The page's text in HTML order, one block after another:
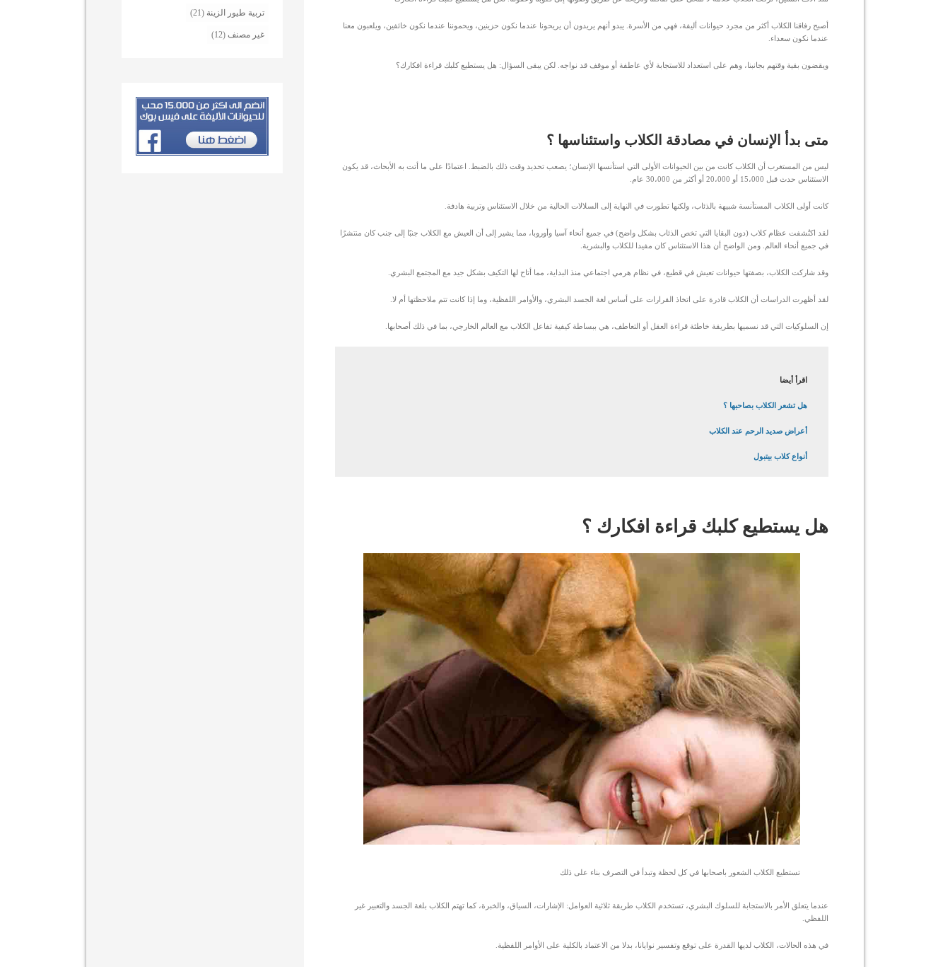
أصبح رفاقنا الكلاب أكثر من مجرد حيوانات أليفة، فهي من الأسرة. يبدو أنهم يريدون أن يريحونا عندما نكون حزينين، ويحموننا عندما نكون خائفين، ويلعبون معنا
عندما نكون سعداء.
ويقضون بقية وقتهم بجانبنا، وهم على استعداد للاستجابة لأي عاطفة أو موقف قد نواجه. لكن يبقى السؤال: هل يستطيع كلبك قراءة افكارك؟
متى بدأ الإنسان في مصادقة الكلاب واستئناسها ؟
ليس من المستغرب أن الكلاب كانت من بين الحيوانات الأولى التي استأنسها الإنسان؛ يصعب تحديد وقت ذلك بالضبط. اعتمادًا على ما أتت به الأبحاث، قد يكون
الاستئناس حدث قبل 15،000 أو 20،000 أو أكثر من 30،000 عام.
كانت أولى الكلاب المستأنسة شبيهة بالذئاب، ولكنها تطورت في النهاية إلى السلالات الحالية من خلال الاستئناس وتربية هادفة.
لقد اكتُشفت عظام كلاب (دون البقايا التي تخص الذئاب بشكل واضح) في جميع أنحاء آسيا وأوروبا، مما يشير إلى أن العيش مع الكلاب جنبًا إلى جنب كان منتشرًا
في جميع أنحاء العالم. ومن الواضح أن هذا الاستئناس كان مفيدا للكلاب والبشرية.
وقد شاركت الكلاب، بصفتها حيوانات تعيش في قطيع، في نظام هرمي اجتماعي منذ البداية، مما أتاح لها التكيف بشكل جيد مع المجتمع البشري.
لقد أظهرت الدراسات أن الكلاب قادرة على اتخاذ القرارات على أساس لغة الجسد البشري، والأوامر اللفظية، وما إذا كانت تتم ملاحظتها أم لا.
إن السلوكيات التي قد نسميها بطريقة خاطئة قراءة العقل أو التعاطف، هي ببساطة كيفية تفاعل الكلاب مع العالم الخارجي، بما في ذلك أصحابها.
اقرأ أيضا
هل تشعر الكلاب بصاحبها ؟
أعراض صديد الرحم عند الكلاب
أنواع كلاب بيتبول
هل يستطيع كلبك قراءة افكارك ؟
تستطيع الكلاب الشعور باصحابها في كل لحظة وتبدأ في التصرف بناء على ذلك
عندما يتعلق الأمر بالاستجابة للسلوك البشري، تستخدم الكلاب طريقة ثلاثية العوامل: الإشارات، السياق، والخبرة، كما تهتم الكلاب بلغة الجسد والتعبير غير
اللفظي.
في هذه الحالات، الكلاب لديها القدرة على توقع وتفسير نوايانا، بدلا من الاعتماد بالكلية على الأوامر اللفظية.
تربية طيور الزينة (21)
غير مصنف (12)